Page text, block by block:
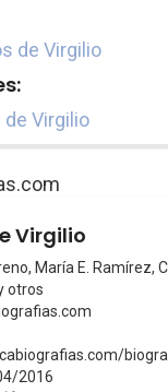
de Virgilio
Virgilio
Virgilio
María E. Ramírez,
otros
2016